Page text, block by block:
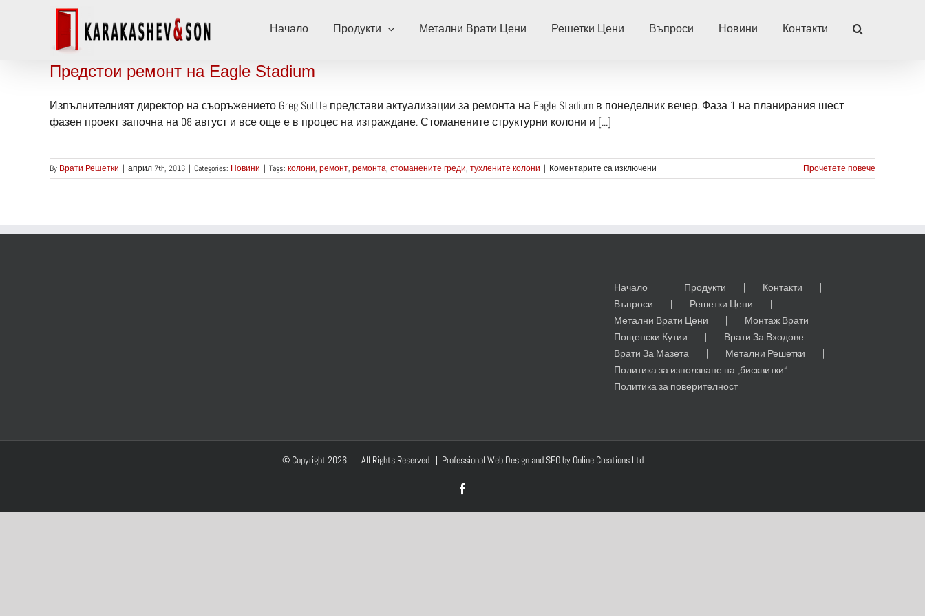
Начало Продукти Метални Врати Цени Решетки Цени Въпроси Новини Контакти
Предстои ремонт на Eagle Stadium
Изпълнителният директор на съоръжението Greg Suttle представи актуализации за ремонта на Eagle Stadium в понеделник вечер. Фаза 1 на планирания шест
фазен проект започна на 08 август и все още е в процес на изграждане. Стоманените структурни колони и [...]
By Врати Решетки | април 7th, 2016 | Categories: Новини | Tags: колони, ремонт, ремонта, стоманените греди, тухлените колони | Коментарите са изключени
Предстои
Прочетете повече
Начало Продукти
Контакти
Въпроси
Решетки Цени
Метални Врати Цени
Монтаж Врати
Пощенски Кутии
Врати За Входове
Врати За Мазета
Метални Решетки
Политика за използване на „бисквитки“
Политика за поверителност
© Copyright2026 | All Rights Reserved | Professional Web Design and SEO by Online Creations Ltd